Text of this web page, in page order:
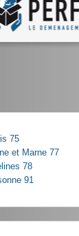
75
et Marne 77
78
91